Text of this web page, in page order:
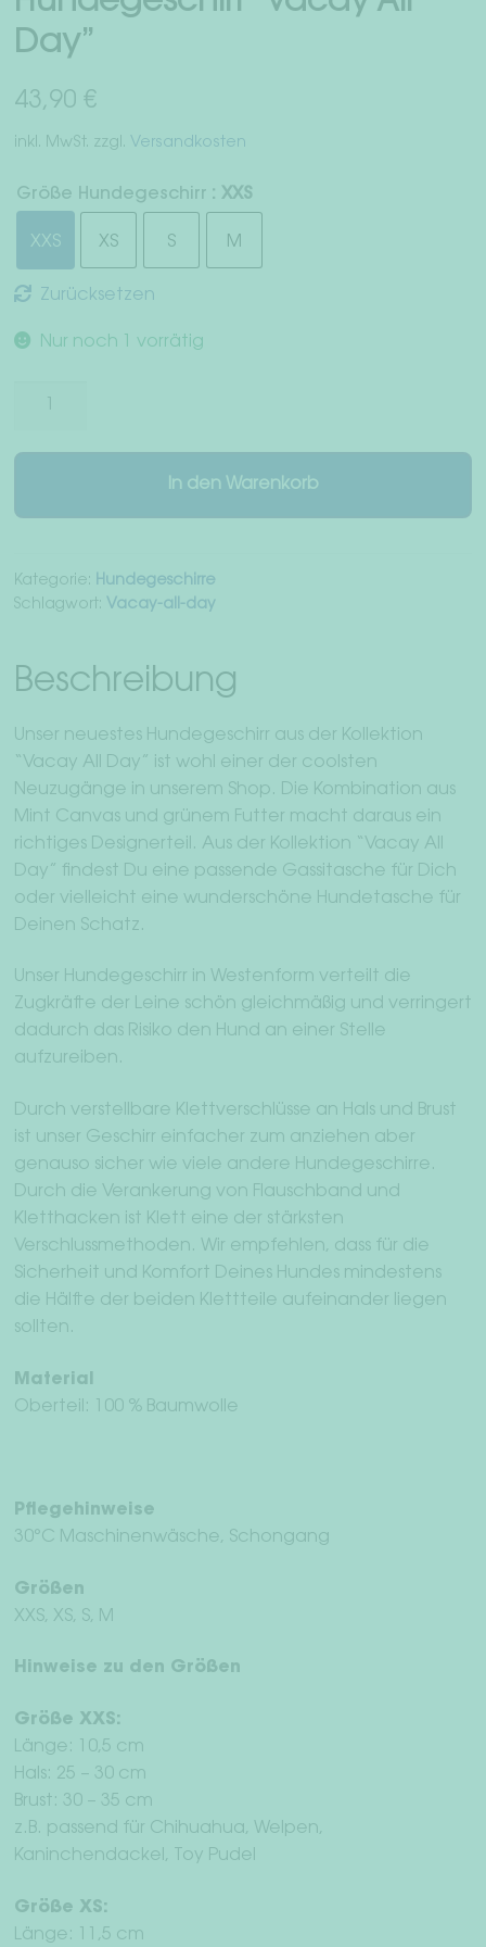
Widerrufsrecht
Datenschutz
Impressum
Day”
43,90 €
inkl. MwSt. zzgl. Versandkosten
Größe Hundegeschirr : XXS
XXS XS S M
Zurücksetzen
Nur noch 1 vorrätig
Hundegeschirr
In den Warenkorb
Kategorie: Hundegeschirre
Schlagwort: Vacay-all-day
Beschreibung
Unser neuestes Hundegeschirr aus der Kollektion
“Vacay All Day” ist wohl einer der coolsten
Neuzugänge in unserem Shop. Die Kombination aus
Mint Canvas und grünem Futter macht daraus ein
richtiges Designerteil. Aus der Kollektion “Vacay All
Day” findest Du eine passende Gassitasche für Dich
oder vielleicht eine wunderschöne Hundetasche für
Deinen Schatz.
Unser Hundegeschirr in Westenform verteilt die
Zugkräfte der Leine schön gleichmäßig und verringert
dadurch das Risiko den Hund an einer Stelle
aufzureiben.
Durch verstellbare Klettverschlüsse an Hals und Brust
ist unser Geschirr einfacher zum anziehen aber
genauso sicher wie viele andere Hundegeschirre.
Durch die Verankerung von Flauschband und
Kletthacken ist Klett eine der stärksten
Verschlussmethoden. Wir empfehlen, dass für die
Sicherheit und Komfort Deines Hundes mindestens
die Hälfte der beiden Klettteile aufeinander liegen
sollten.
Material
Oberteil: 100 % Baumwolle
Pflegehinweise
30°C Maschinenwäsche, Schongang
Größen
XXS, XS, S, M
Hinweise zu den Größen
Größe XXS:
Länge: 10,5 cm
Hals: 25 – 30 cm
Brust: 30 – 35 cm
z.B. passend für Chihuahua, Welpen,
Kaninchendackel, Toy Pudel
Größe XS:
Länge: 11,5 cm